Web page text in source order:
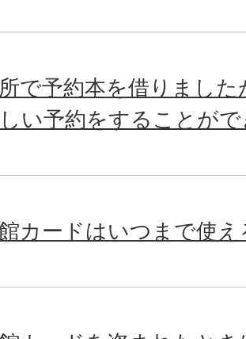
で予約本を借りまし
い予約をすることが
カードはいつまで使